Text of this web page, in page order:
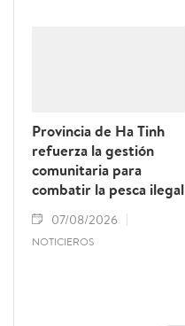
Provincia de Ha Tinh
refuerza la gestión
comunitaria para
combatir la pesca ilegal
07/08/2026
NOTICIEROS